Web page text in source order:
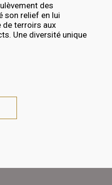
des
son relief en lui
de terroirs aux
Une diversité unique